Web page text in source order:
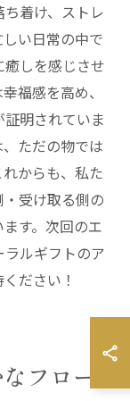
着け、ストレ
い日常の中で
しを感じさせ
福感を高め、
明されていま
ただの物では
からも、私た
受け取る側の
す。次回のエ
ルギフトのア
ださい！
フロー